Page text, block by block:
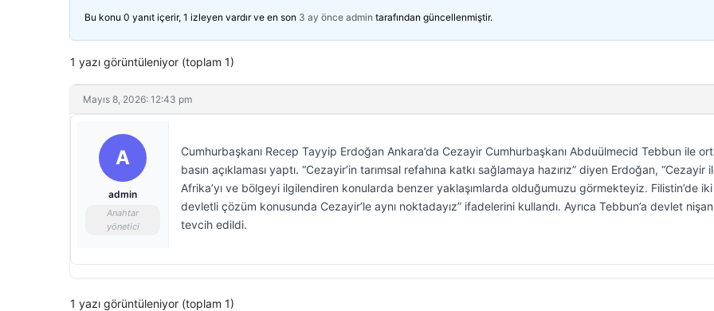
Bu konu 0 yanıt içerir, 1 izleyen vardır ve en son 3 ay önce admin tarafından güncellenmiştir.
1 yazı görüntüleniyor (toplam 1)
Mayıs 8, 2026: 12:43 pm
A
admin
Anahtar
yönetici
Cumhurbaşkanı Recep Tayyip Erdoğan Ankara’da Cezayir Cumhurbaşkanı Abduülmecid Tebbun ile
basın açıklaması yaptı. “Cezayir’in tarımsal refahına katkı sağlamaya hazırız” diyen Erdoğan, “Cezayir
Afrika’yı ve bölgeyi ilgilendiren konularda benzer yaklaşımlarda olduğumuzu görmekteyiz. Filistin’de iki
devletli çözüm konusunda Cezayir’le aynı noktadayız” ifadelerini kullandı. Ayrıca Tebbun’a devlet
tevcih edildi.
1 yazı görüntüleniyor (toplam 1)